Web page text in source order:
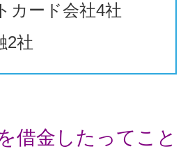
カード会社4社
2社
借金したってこと